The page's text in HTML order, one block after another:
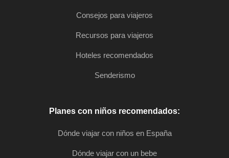
Consejos para viajeros
Recursos para viajeros
Hoteles recomendados
Senderismo
Planes con niños recomendados:
Dónde viajar con niños en España
Dónde viajar con un bebe